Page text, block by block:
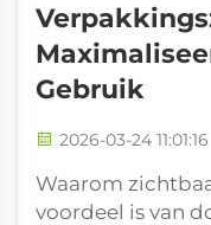
Gebruik
2026-03-24 11:01:16
Waarom
voordeel is van